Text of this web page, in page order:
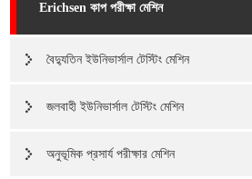
Erichsen কাপ পরীক্ষা মেশিন
বৈদ্যুতিন ইউনিভার্সাল টেস্টিং মেশিন
জলবাহী ইউনিভার্সাল টেস্টিং মেশিন
অনুভূমিক প্রসার্য পরীক্ষার মেশিন